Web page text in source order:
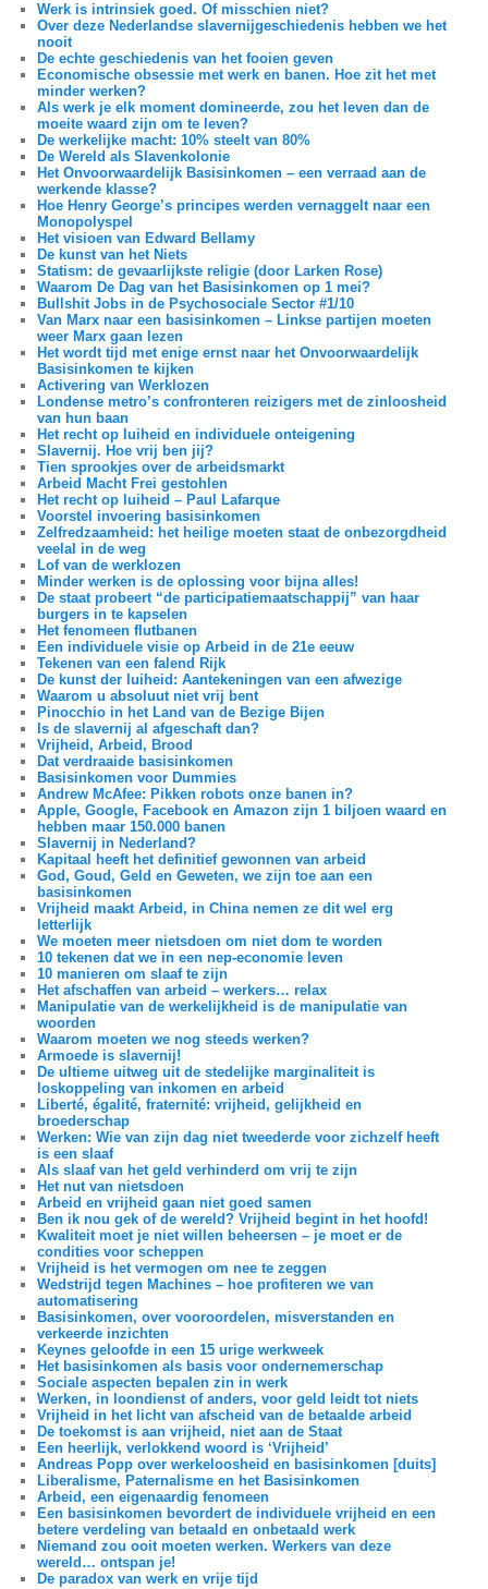
Werk is intrinsiek goed. Of misschien niet?
Over deze Nederlandse slavernijgeschiedenis hebben we het
nooit
De echte geschiedenis van het fooien geven
Economische obsessie met werk en banen. Hoe zit het met
minder werken?
Als werk je elk moment domineerde, zou het leven dan de
moeite waard zijn om te leven?
De werkelijke macht: 10% steelt van 80%
De Wereld als Slavenkolonie
Het Onvoorwaardelijk Basisinkomen – een verraad aan de
werkende klasse?
Hoe Henry George’s principes werden vernaggelt naar een
Monopolyspel
Het visioen van Edward Bellamy
De kunst van het Niets
Statism: de gevaarlijkste religie (door Larken Rose)
Waarom De Dag van het Basisinkomen op 1 mei?
Bullshit Jobs in de Psychosociale Sector #1/10
Van Marx naar een basisinkomen – Linkse partijen moeten
weer Marx gaan lezen
Het wordt tijd met enige ernst naar het Onvoorwaardelijk
Basisinkomen te kijken
Activering van Werklozen
Londense metro’s confronteren reizigers met de zinloosheid
van hun baan
Het recht op luiheid en individuele onteigening
Slavernij. Hoe vrij ben jij?
Tien sprookjes over de arbeidsmarkt
Arbeid Macht Frei gestohlen
Het recht op luiheid – Paul Lafarque
Voorstel invoering basisinkomen
Zelfredzaamheid: het heilige moeten staat de onbezorgdheid
veelal in de weg
Lof van de werklozen
Minder werken is de oplossing voor bijna alles!
De staat probeert “de participatiemaatschappij” van haar
burgers in te kapselen
Het fenomeen flutbanen
Een individuele visie op Arbeid in de 21e eeuw
Tekenen van een falend Rijk
De kunst der luiheid: Aantekeningen van een afwezige
Waarom u absoluut niet vrij bent
Pinocchio in het Land van de Bezige Bijen
Is de slavernij al afgeschaft dan?
Vrijheid, Arbeid, Brood
Dat verdraaide basisinkomen
Basisinkomen voor Dummies
Andrew McAfee: Pikken robots onze banen in?
Apple, Google, Facebook en Amazon zijn 1 biljoen waard en
hebben maar 150.000 banen
Slavernij in Nederland?
Kapitaal heeft het definitief gewonnen van arbeid
God, Goud, Geld en Geweten, we zijn toe aan een
basisinkomen
Vrijheid maakt Arbeid, in China nemen ze dit wel erg
letterlijk
We moeten meer nietsdoen om niet dom te worden
10 tekenen dat we in een nep-economie leven
10 manieren om slaaf te zijn
Het afschaffen van arbeid – werkers… relax
Manipulatie van de werkelijkheid is de manipulatie van
woorden
Waarom moeten we nog steeds werken?
Armoede is slavernij!
De ultieme uitweg uit de stedelijke marginaliteit is
loskoppeling van inkomen en arbeid
Liberté, égalité, fraternité: vrijheid, gelijkheid en
broederschap
Werken: Wie van zijn dag niet tweederde voor zichzelf heeft
is een slaaf
Als slaaf van het geld verhinderd om vrij te zijn
Het nut van nietsdoen
Arbeid en vrijheid gaan niet goed samen
Ben ik nou gek of de wereld? Vrijheid begint in het hoofd!
Kwaliteit moet je niet willen beheersen – je moet er de
condities voor scheppen
Vrijheid is het vermogen om nee te zeggen
Wedstrijd tegen Machines – hoe profiteren we van
automatisering
Basisinkomen, over vooroordelen, misverstanden en
verkeerde inzichten
Keynes geloofde in een 15 urige werkweek
Het basisinkomen als basis voor ondernemerschap
Sociale aspecten bepalen zin in werk
Werken, in loondienst of anders, voor geld leidt tot niets
Vrijheid in het licht van afscheid van de betaalde arbeid
De toekomst is aan vrijheid, niet aan de Staat
Een heerlijk, verlokkend woord is ‘Vrijheid’
Andreas Popp over werkeloosheid en basisinkomen [duits]
Liberalisme, Paternalisme en het Basisinkomen
Arbeid, een eigenaardig fenomeen
Een basisinkomen bevordert de individuele vrijheid en een
betere verdeling van betaald en onbetaald werk
Niemand zou ooit moeten werken. Werkers van deze
wereld… ontspan je!
De paradox van werk en vrije tijd